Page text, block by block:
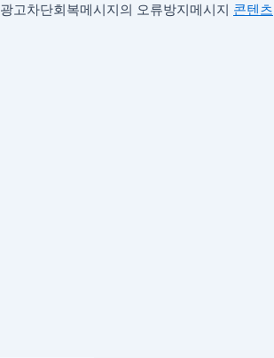
광고차단회복메시지의 오류방지메시지 콘텐츠